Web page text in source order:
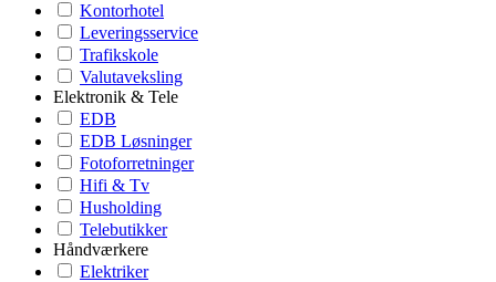
Kontorhotel
Leveringsservice
Trafikskole
Valutaveksling
Elektronik & Tele
EDB
EDB Løsninger
Fotoforretninger
Hifi & Tv
Husholding
Telebutikker
Håndværkere
Elektriker